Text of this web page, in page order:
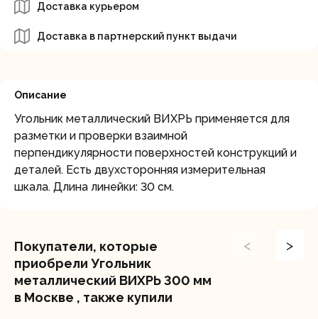
Доставка курьером
Доставка в партнерский пункт выдачи
Описание
Угольник металлический ВИХРЬ применяется для
разметки и проверки взаимной
перпендикулярности поверхностей конструкций и
деталей. Есть двухсторонняя измерительная
шкала. Длина линейки: 30 см.
Покупатели, которые
приобрели Угольник
металлический ВИХРЬ 300 мм
в Москве , также купили
< >